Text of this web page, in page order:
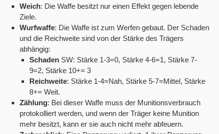
Weich: Die Waffe besitzt nur einen Effekt gegen lebende
Ziele.
Wurfwaffe: Die Waffe ist zum Werfen gebaut. Der Schaden
und die Reichweite sind von der Stärke des Trägers
abhängig:
Schaden SW: Stärke 1-3=0, Stärke 4-6=1, Stärke 7-
9=2, Stärke 10+= 3
Reichweite: Stärke 1-4=Nah, Stärke 5-7=Mittel, Stärke
8+= Weit.
Zählung: Bei dieser Waffe muss der Munitionsverbrauch
protokolliert werden, und wenn der Träger keine Munition
mehr besitzt, kann er sie auch nicht mehr abfeuern.